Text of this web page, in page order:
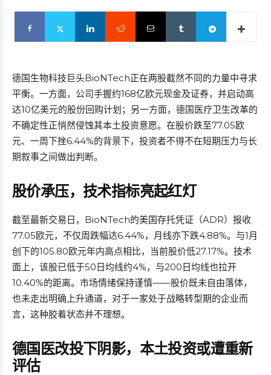
德国生物科技巨头BioNTech正在两股截然不同的力量中寻求
平衡。一方面，公司手握约168亿欧元现金及证券，并启动高
达10亿美元的股份回购计划；另一方面，德国医疗卫生改革的
不确定性正悄然侵蚀其本土投资意愿。在股价跌至77.05欧
元、一周下挫6.44%的背景下，投资者不得不在短期压力与长
期叙事之间做出判断。
股价承压，技术指标亮起红灯
截至最新交易日，BioNTech的美国存托凭证（ADR）报收
77.05欧元，不仅周跌幅达6.44%，月线亦下跌4.88%。与1月
创下的105.80欧元年内高点相比，当前股价低27.17%。技术
面上，该股已低于50日均线约4%，与200日均线也拉开
10.40%的距离。市场情绪保持谨慎——股价既未自由落体，
也未走出明确上升通道，对于一家处于战略转型期的企业而
言，这种胶着状态并不理想。
德国医改投下阴影，本土投资或遭重新
评估